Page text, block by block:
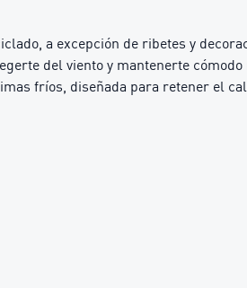
a excepción de ribetes y
del viento y mantenerte
fríos, diseñada para retener el